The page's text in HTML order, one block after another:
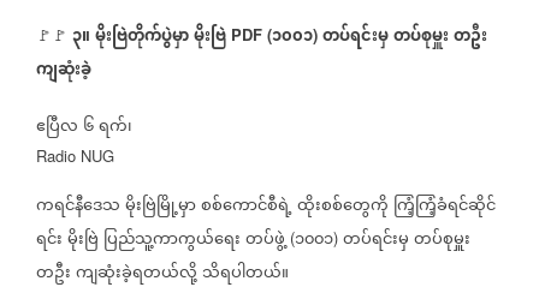
🚩🚩 ၃။မိုးဗြဲတိုက်ပွဲမှာမိုးဗြဲ PDF (၁၀၀၁) တပ်ရင်းမှတပ်စုမှူးတဦး
ကျဆုံးခဲ့
ဧပြီလ ၆ရက်၊
Radio NUG
ကရင်နီဒေသမိုးဗြဲမြို့မှာစစ်ကောင်စီရဲ့ထိုးစစ်တွေကို ကြံ့ကြံ့ခံရင်ဆိုင်
ရင်းမိုးဗြဲ ပြည်သူ့ကာကွယ်ရေးတပ်ဖွဲ့ (၁၀၀၁) တပ်ရင်းမှတပ်စုမှူး
တဦးကျဆုံးခဲ့ရတယ်လို့သိရပါတယ်။